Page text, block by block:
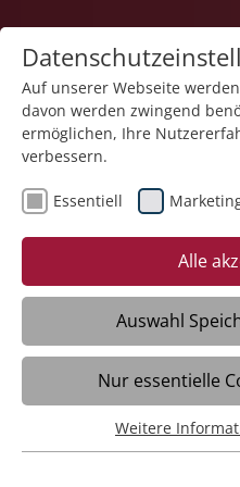
§ 1 Information über
personenbezogener
Auf unserer Webseite
davon werden zwingend
ermöglichen, Ihre
verbessern.
Essentiell
Alle
Auswahl
Nur essentielle
Essentiell
Essentielle Cookies
Weitere